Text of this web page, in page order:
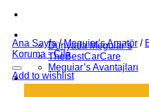
Dünyada Meguiar’s
TheBestCarCare
Meguiar’s Avantajları
Uygulamalarımız
Ana Sayfa / Meguiar's Amatör /
Koruma - Cila
Add to wishlist